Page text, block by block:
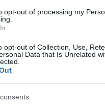
opt-out of processing my
opt-out of Collection, Use,
Data that Is Unrelated
a Chami és Adizine
kamionos értékelés